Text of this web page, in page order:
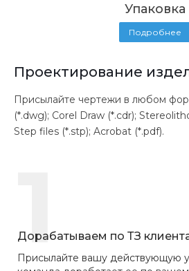
Упаковка
Подробнее
Проектирование
Присылайте чертежи в любом
(*.dwg); Corel Draw (*.cdr);
Step files (*.stp); Acrobat (*.pdf).
1
Дорабатываем по ТЗ
Присылайте вашу действующую